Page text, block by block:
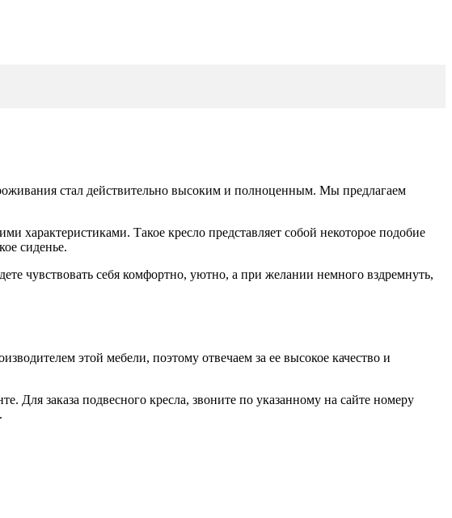
стал действительно высоким и полноценным. Мы предлагаем
характеристиками. Такое кресло представляет собой некоторое подобие
сиденье.
чувствовать себя комфортно, уютно, а при желании немного вздремнуть,
этой мебели, поэтому отвечаем за ее высокое качество и
Для заказа подвесного кресла, звоните по указанному на сайте номеру